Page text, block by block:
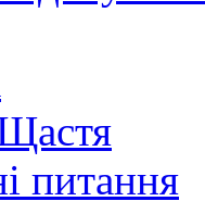
питання